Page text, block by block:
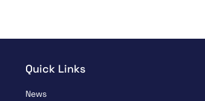
Quick Links
News